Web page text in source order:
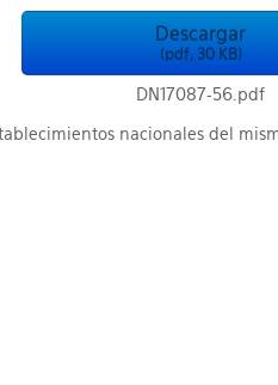
Descargar
(pdf, 30 KB)
DN17087-56.pdf
nacionales del